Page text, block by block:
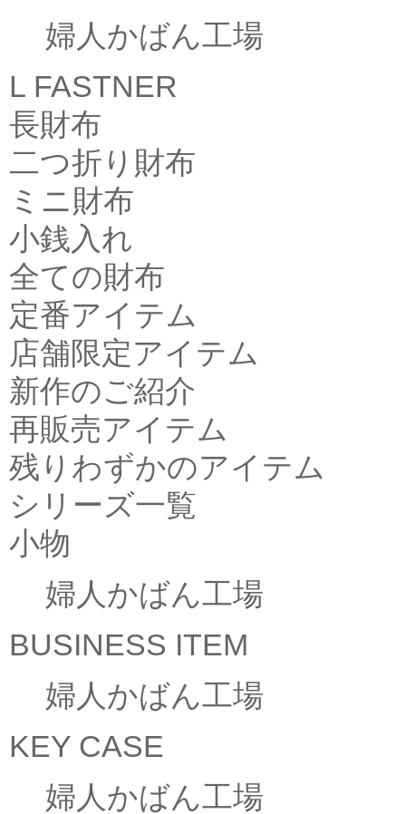
婦人かばん工場
L FASTNER
長財布
二つ折り財布
ミニ財布
小銭入れ
全ての財布
定番アイテム
店舗限定アイテム
新作のご紹介
再販売アイテム
残りわずかのアイテム
シリーズ一覧
小物
婦人かばん工場
BUSINESS ITEM
婦人かばん工場
KEY CASE
婦人かばん工場